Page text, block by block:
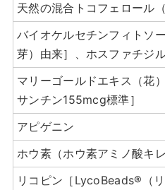
天然の混合トコフェロール
バイオケルセチンフィトソ
芽）由来］、ホスファチジ
マリーゴールドエキス（花
サンチン155mcg標準］
アピゲニン
ホウ素（ホウ素アミノ酸キレ
リコピン［LycoBeads®（